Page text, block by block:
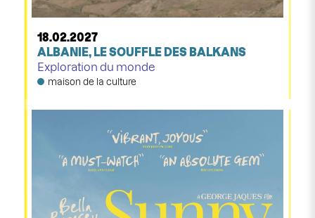
18.02.2027
ALBANIE, LE SOUFFLE DES BALKANS
Exploration du monde
maison de la culture